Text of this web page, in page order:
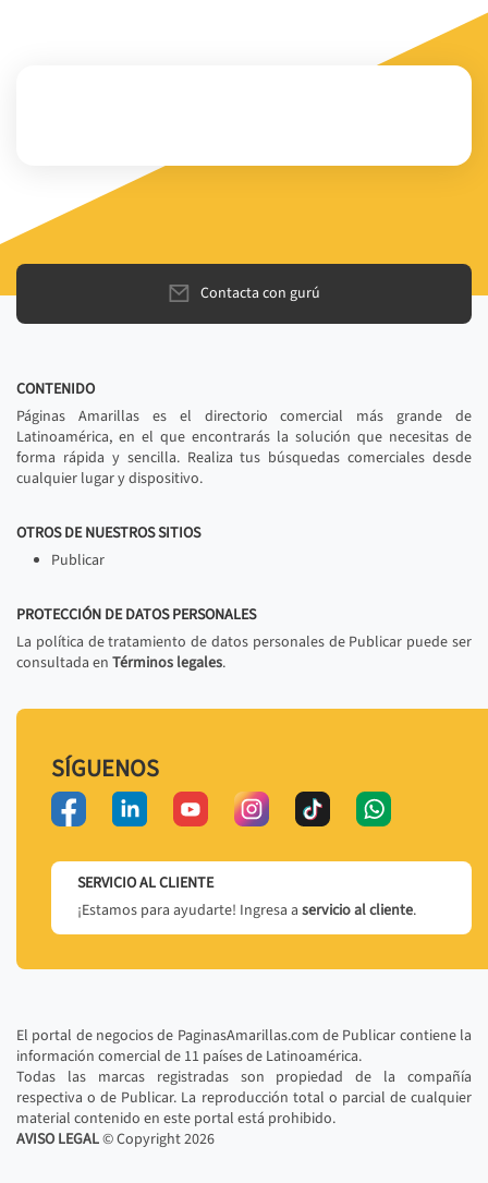
Contacta con gurú
CONTENIDO
Páginas Amarillas es el directorio comercial más grande de
Latinoamérica, en el que encontrarás la solución que necesitas de
forma rápida y sencilla. Realiza tus búsquedas comerciales desde
cualquier lugar y dispositivo.
OTROS DE NUESTROS SITIOS
Publicar
PROTECCIÓN DE DATOS PERSONALES
La política de tratamiento de datos personales de Publicar puede ser
consultada en Términos legales.
SÍGUENOS
SERVICIO AL CLIENTE
¡Estamos para ayudarte! Ingresa a servicio al cliente.
El portal de negocios de PaginasAmarillas.com de Publicar contiene la
información comercial de 11 países de Latinoamérica.
Todas las marcas registradas son propiedad de la compañía
respectiva o de Publicar. La reproducción total o parcial de cualquier
material contenido en este portal está prohibido.
AVISO LEGAL© Copyright2026